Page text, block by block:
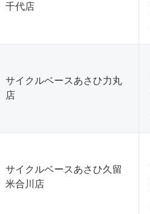
千代店
サイクルベースあさひ力丸
店
サイクルベースあさひ久留
米合川店